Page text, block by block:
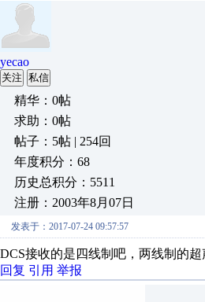
yecao
关注 私信
精华：0帖
求助：0帖
帖子：5帖 | 254回
年度积分：68
历史总积分：5511
注册：2003年8月07日
发表于：2017-07-24 09:57:57
DCS接收的是四线制吧，两线制的
回复 引用 举报